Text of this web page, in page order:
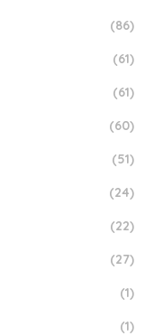
(86)
(61)
(61)
(60)
(51)
(24)
(22)
(27)
(1)
(1)